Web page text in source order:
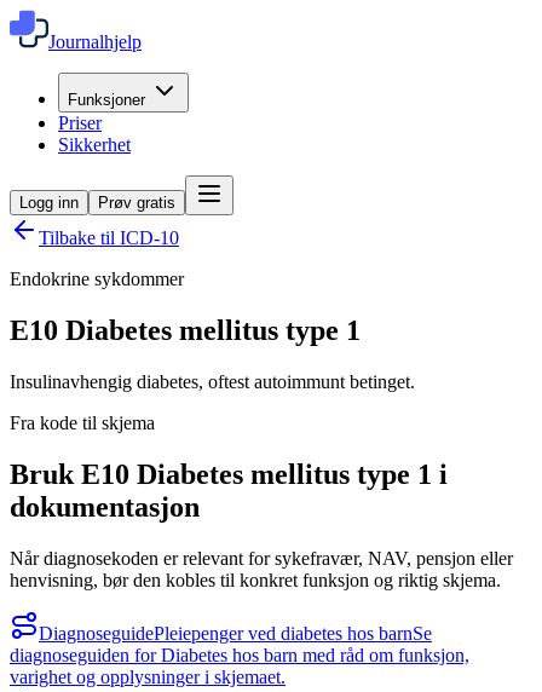
Journalhjelp
Funksjoner
Priser
Sikkerhet
Logg inn Prøv gratis
Tilbake til ICD-10
Endokrine sykdommer
E10 Diabetes mellitus type 1
Insulinavhengig diabetes, oftest autoimmunt betinget.
Fra kode til skjema
Bruk E10 Diabetes mellitus type 1 i
dokumentasjon
Når diagnosekoden er relevant for sykefravær, NAV, pensjon eller
henvisning, bør den kobles til konkret funksjon og riktig skjema.
DiagnoseguidePleiepenger ved diabetes hos barnSe
diagnoseguiden for Diabetes hos barn med råd om funksjon,
varighet og opplysninger i skjemaet.